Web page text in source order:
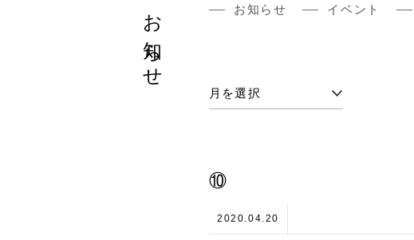
お知らせ お知らせ イベント
⑩
2020.04.20